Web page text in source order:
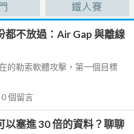
鐵人賽
都不放過：Air Gap 與離線
的勒索軟體攻擊，第一個目標
0個留言
塞進 30 倍的資料？聊聊